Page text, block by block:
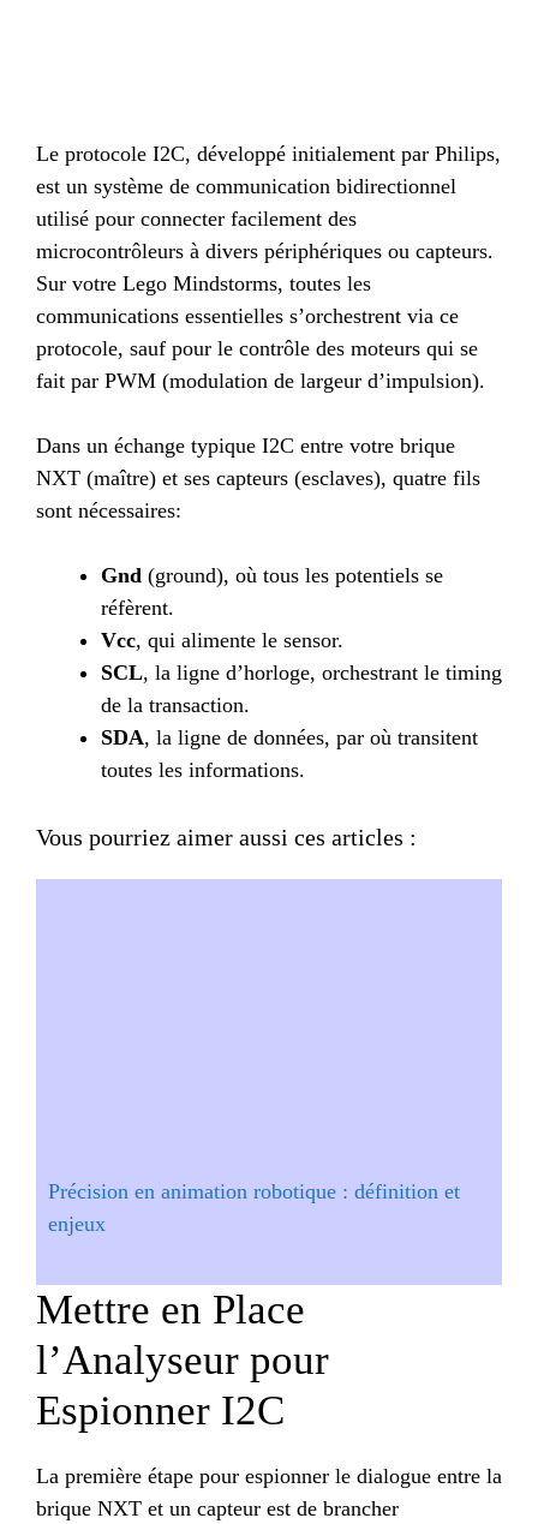
Le protocole I2C, développé initialement par Philips,
est un système de communication bidirectionnel
utilisé pour connecter facilement des
microcontrôleurs à divers périphériques ou capteurs.
Sur votre Lego Mindstorms, toutes les
communications essentielles s’orchestrent via ce
protocole, sauf pour le contrôle des moteurs qui se
fait par PWM (modulation de largeur d’impulsion).
Dans un échange typique I2C entre votre brique
NXT (maître) et ses capteurs (esclaves), quatre fils
sont nécessaires:
Gnd (ground), où tous les potentiels se
réfèrent.
Vcc, qui alimente le sensor.
SCL, la ligne d’horloge, orchestrant le timing
de la transaction.
SDA, la ligne de données, par où transitent
toutes les informations.
Vous pourriez aimer aussi ces articles :
Précision en animation robotique : définition et
enjeux
Mettre en Place
l’Analyseur pour
Espionner I2C
La première étape pour espionner le dialogue entre la
brique NXT et un capteur est de brancher